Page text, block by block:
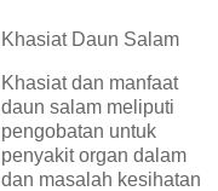
Khasiat Daun Salam
Khasiat dan manfaat
daun salam meliputi
pengobatan untuk
penyakit organ dalam
dan masalah kesihatan